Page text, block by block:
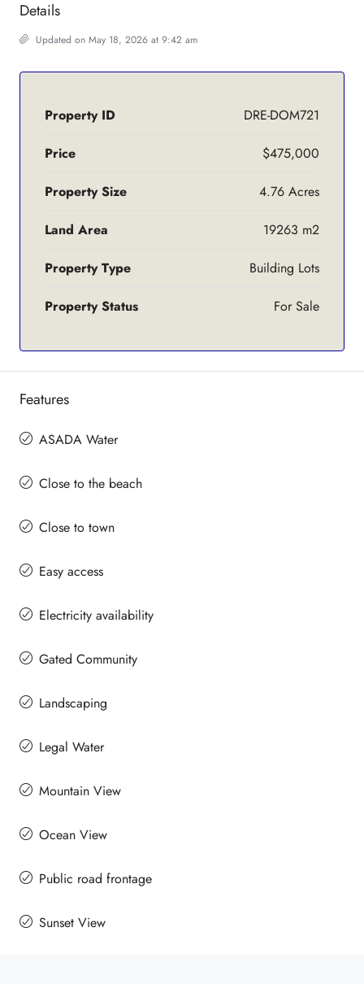
Details
Updated on May 18, 2026 at 9:42 am
Property ID DRE-DOM721
Price $475,000
Property Size 4.76 Acres
Land Area 19263 m2
Property Type Building Lots
Property Status For Sale
Features
ASADA Water
Close to the beach
Close to town
Easy access
Electricity availability
Gated Community
Landscaping
Legal Water
Mountain View
Ocean View
Public road frontage
Sunset View